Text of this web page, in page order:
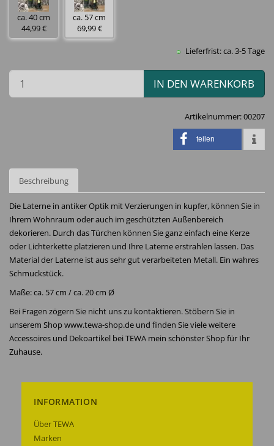
ca. 40 cm
44,99 €
ca. 57 cm
69,99 €
Lieferfrist: ca. 3-5 Tage
IN DEN WARENKORB
Artikelnummer:00207
teilen
Beschreibung
Die Laterne in antiker Optik mit Verzierungen in kupfer, können Sie in
Ihrem Wohnraum oder auch im geschützten Außenbereich
dekorieren. Durch das Türchen können Sie ganz einfach eine Kerze
oder Lichterkette platzieren und Ihre Laterne erstrahlen lassen. Das
Material der Laterne ist aus sehr gut verarbeiteten Metall. Ein wahres
Schmuckstück.
Maße: ca. 57 cm / ca. 20 cm Ø
Bei Fragen zögern Sie nicht uns zu kontaktieren. Stöbern Sie in
unserem Shop www.tewa-shop.de und finden Sie viele weitere
Accessoires und Dekoartikel bei TEWA mein schönster Shop für Ihr
Zuhause.
INFORMATION
Über TEWA
Marken